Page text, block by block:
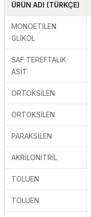
ÜRÜN ADI (TÜRKÇE)
MONOETİLEN
GLİKOL
SAF TEREFTALİK
ASİT
ORTOKSİLEN
ORTOKSİLEN
PARAKSİLEN
AKRİLONİTRİL
TOLUEN
TOLUEN